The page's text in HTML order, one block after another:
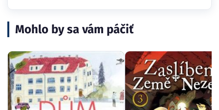
Mohlo by sa vám páčiť